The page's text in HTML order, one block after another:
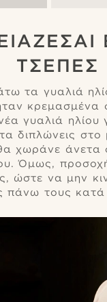
ΤΣΈΠΕΣ
τα γυαλιά
κρεμασμένα
γυαλιά ηλίου
διπλώνεις στο
χωράνε άνετα
Όμως,
ώστε να μην
πάνω τους